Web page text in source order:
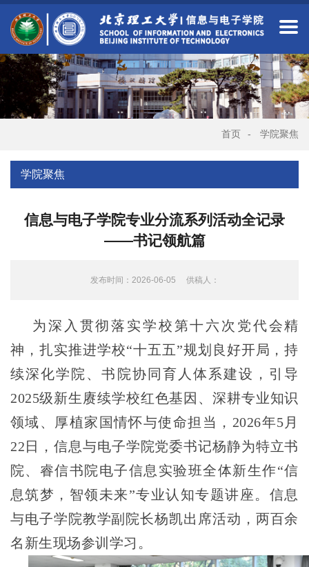
首页 - 学院聚焦
学院聚焦
信息与电子学院专业分流系列活动全记录
——书记领航篇
发布时间：2026-06-05 供稿人：
为深入贯彻落实学校第十六次党代会精
神，扎实推进学校“十五五”规划良好开局，持
续深化学院、书院协同育人体系建设，引导
2025级新生赓续学校红色基因、深耕专业知识
领域、厚植家国情怀与使命担当，2026年5月
22日，信息与电子学院党委书记杨静为特立书
院、睿信书院电子信息实验班全体新生作“信
息筑梦，智领未来”专业认知专题讲座。信息
与电子学院教学副院长杨凯出席活动，两百余
名新生现场参训学习。